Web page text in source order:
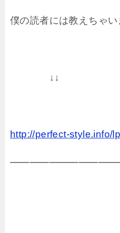
僕の読者には教えちゃい
↓↓
http://perfect-style.info/